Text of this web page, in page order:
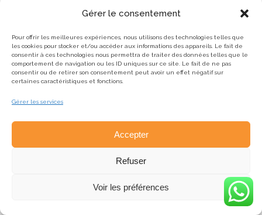
Gérer le consentement
Pour offrir les meilleures expériences, nous utilisons des technologies telles que
les cookies pour stocker et/ou accéder aux informations des appareils. Le fait de
consentir à ces technologies nous permettra de traiter des données telles que le
comportement de navigation ou les ID uniques sur ce site. Le fait de ne pas
consentir ou de retirer son consentement peut avoir un effet négatif sur
certaines caractéristiques et fonctions.
Gérer les services
Accepter
Refuser
Voir les préférences